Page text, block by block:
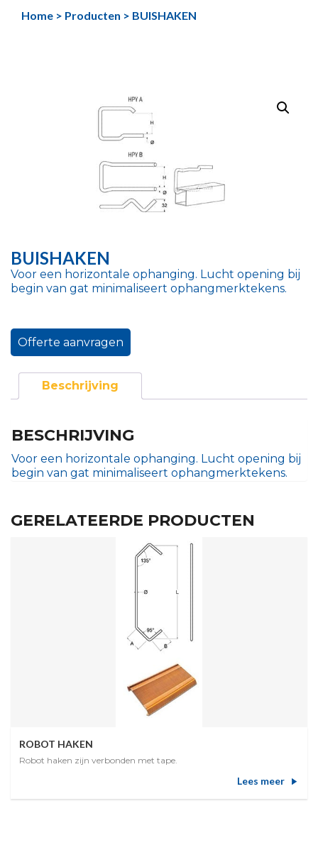
naarHome > Producten > BUISHAKEN
BUISHAKEN
Voor een horizontale ophanging. Lucht opening bij
begin van gat minimaliseert ophangmerktekens.
Offerte aanvragen
Beschrijving
BESCHRIJVING
Voor een horizontale ophanging. Lucht opening bij
begin van gat minimaliseert ophangmerktekens.
GERELATEERDE PRODUCTEN
ROBOT HAKEN
Robot haken zijn verbonden met tape.
Lees meer